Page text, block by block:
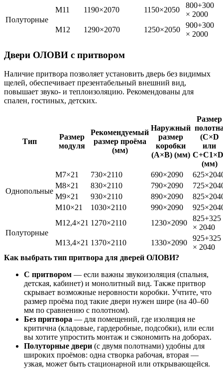
Полуторные
M11 1190×2070 1150×2050
800+300
× 2000
M12
1290×2070 1250×2050
900+300
× 2000
Двери ОЛОВИ с притвором
Наличие притвора позволяет установить дверь без видимых
щелей, обеспечивает презентабельный внешний вид,
повышает звуко- и теплоизоляцию. Рекомендованы для
спален, гостиных, детских.
Тип
Размер
модуля
Рекомендуемый
размер проёма
(мм)
Наружный
размер
коробки
(A×B) (мм)
Размер
(C×D
или
(мм)
Однопольные
M7×21 730×2110 690×2090
M8×21
830×2110 790×2090
M9×21
930×2110 890×2090
M10×21
1030×2110 990×2090
Полуторные
M12,4×21 1270×2110 1230×2090
825+325
× 2040
M13,4×21 1370×2110 1330×2090
925+325
× 2040
Как выбрать тип притвора для дверей ОЛОВИ?
С притвором — если важны звукоизоляция (спальня,
детская, кабинет) и монолитный вид. Также притвор
скрывает возможные неровности коробки. Учтите, что
размер проёма под такие двери нужен шире (на 40–60
мм по сравнению с полотном).
Без притвора — для помещений, где изоляция не
критична (кладовые, гардеробные, подсобки), или если
вы хотите упростить монтаж и сэкономить на доборах.
Полуторные двери (с двумя полотнами) удобны для
широких проёмов: одна створка рабочая, вторая —
узкая, может быть стационарной или открывающейся.